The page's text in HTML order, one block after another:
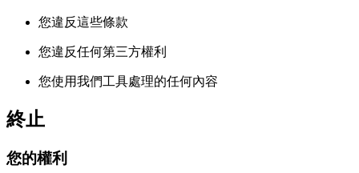
您違反這些條款
您違反任何第三方權利
您使用我們工具處理的任何內容
終止
您的權利